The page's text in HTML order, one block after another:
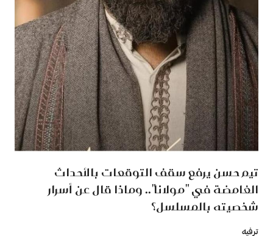
تيم حسن يرفع سقف التوقعات بالأحداث
الغامضة في "مولانا".. وماذا قال عن أسرار
شخصيته بالمسلسل؟
ترفيه